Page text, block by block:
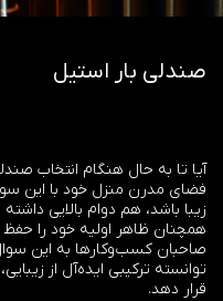
صندلی بار استیل
آیا تا به حال هنگام انتخاب
فضای مدرن منزل خود با این
زیبا باشد، هم دوام بالایی
همچنان ظاهر اولیه خود را
صاحبان کسب‌وکارها به این
توانسته ترکیبی ایده‌آل از
قرار دهد.